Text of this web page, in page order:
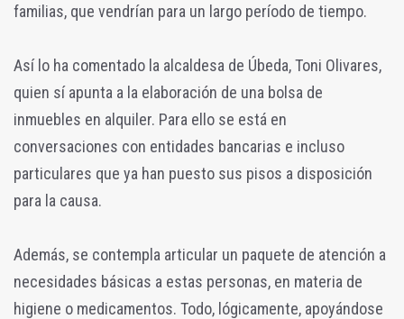
familias, que vendrían para un largo período de tiempo.
Así lo ha comentado la alcaldesa de Úbeda, Toni Olivares,
quien sí apunta a la elaboración de una bolsa de
inmuebles en alquiler. Para ello se está en
conversaciones con entidades bancarias e incluso
particulares que ya han puesto sus pisos a disposición
para la causa.
Además, se contempla articular un paquete de atención a
necesidades básicas a estas personas, en materia de
higiene o medicamentos. Todo, lógicamente, apoyándose